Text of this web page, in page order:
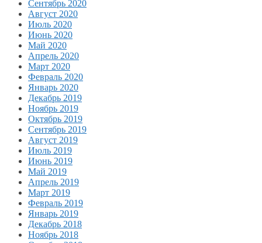
Сентябрь 2020
Август 2020
Июль 2020
Июнь 2020
Май 2020
Апрель 2020
Март 2020
Февраль 2020
Январь 2020
Декабрь 2019
Ноябрь 2019
Октябрь 2019
Сентябрь 2019
Август 2019
Июль 2019
Июнь 2019
Май 2019
Апрель 2019
Март 2019
Февраль 2019
Январь 2019
Декабрь 2018
Ноябрь 2018